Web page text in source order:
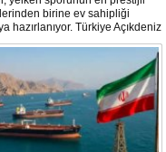
birine ev sahipliği
hazırlanıyor. Türkiye Açıkdeniz
(TAYK), Türkiye Yelken
hayata geçirilecek olan 14.
Eker Olympos Regatta, 7
start alacak ve 16 Ağustos'a
tutkunlarını bir araya
"Rüzgâ